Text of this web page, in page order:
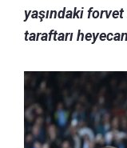
yaşındaki
taraftarı